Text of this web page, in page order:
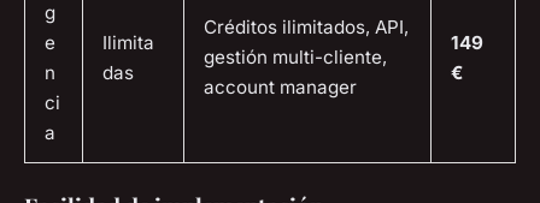
g
e
n
ci
a
Ilimita
das
Créditos ilimitados, API,
gestión multi-cliente,
account manager
149
€